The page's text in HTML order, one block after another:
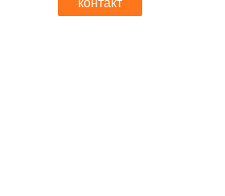
контакт